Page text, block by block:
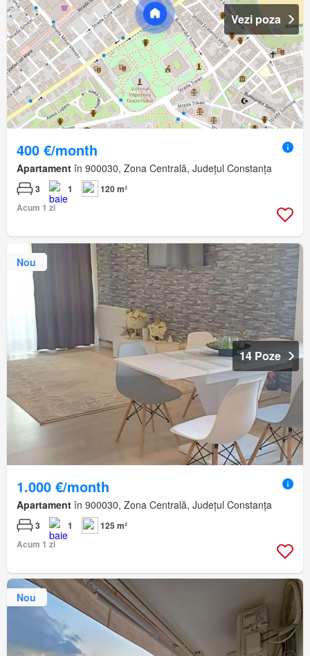
Vezi poza
400 €/month
Apartament în 900030, Zona Centrală, Județul Constanța
3 1
120 m²
Acum 1 zi
Nou
14 Poze
1.000 €/month
Apartament în 900030, Zona Centrală, Județul Constanța
3 1
125 m²
Acum 1 zi
Nou